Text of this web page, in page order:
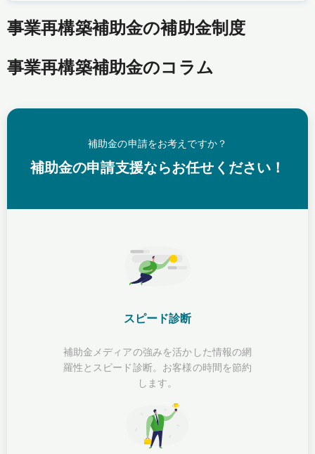
事業再構築補助金の補助金制度
事業再構築補助金のコラム
補助金の申請をお考えですか？
補助金の申請支援ならお任せください！
スピード診断
補助金メディアの強みを活かした情報の網
羅性とスピード診断。お客様の時間を節約
します。